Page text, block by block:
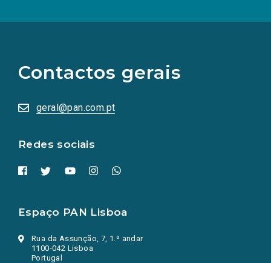
Contactos gerais
geral@pan.com.pt
Redes sociais
redes
sociais
numa
nova
Espaço PAN Lisboa
Rua da Assunção, 7, 1.º andar
1100-042 Lisboa
Portugal